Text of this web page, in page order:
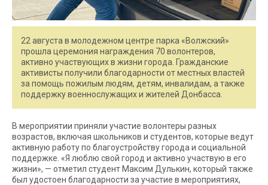
22 августа в молодежном центре парка «Волжский»
прошла церемония награждения 70 волонтеров,
активно участвующих в жизни города. Гражданские
активисты получили благодарности от местных властей
за помощь пожилым людям, детям, инвалидам, а также
поддержку военнослужащих и жителей Донбасса.
В мероприятии приняли участие волонтеры разных
возрастов, включая школьников и студентов, которые ведут
активную работу по благоустройству города и социальной
поддержке. «Я люблю свой город и активно участвую в его
жизни», — отметил студент Максим Дулькин, который также
был удостоен благодарности за участие в мероприятиях,